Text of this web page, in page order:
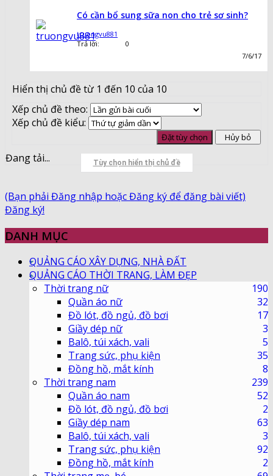
Có cần bổ sung sữa non cho trẻ sơ sinh?
truongvu881
Trả lời:
0
7/6/17
Hiển thị chủ đề từ 1 đến 10 của 10
Tùy chọn hiển thị chủ đề
Xếp chủ đề theo:
Xếp chủ đề kiểu:
Đang tải...
(Bạn phải Đăng nhập hoặc Đăng ký để đăng bài viết)
Đăng ký!
DANH MỤC
QUẢNG CÁO XÂY DỰNG, NHÀ ĐẤT
QUẢNG CÁO THỜI TRANG, LÀM ĐẸP
Thời trang nữ
190
Quần áo nữ
32
Đồ lót, đồ ngủ, đồ bơi
17
Giầy dép nữ
3
Balô, túi xách, vali
5
Trang sức, phụ kiện
35
Đồng hồ, mắt kính
8
Thời trang nam
239
Quần áo nam
52
Đồ lót, đồ ngủ, đồ bơi
2
Giầy dép nam
63
Balô, túi xách, vali
3
Trang sức, phụ kiện
92
Đồng hồ, mắt kính
2